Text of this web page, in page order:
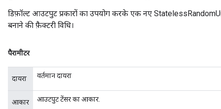
डिफ़ॉल्ट आउटपुट प्रकारों का उपयोग करके एक नए
बनाने की फ़ैक्टरी विधि।
पैरामीटर
दायरा वर्तमान दायरा
आकार आउटपुट टेंसर का आकार.